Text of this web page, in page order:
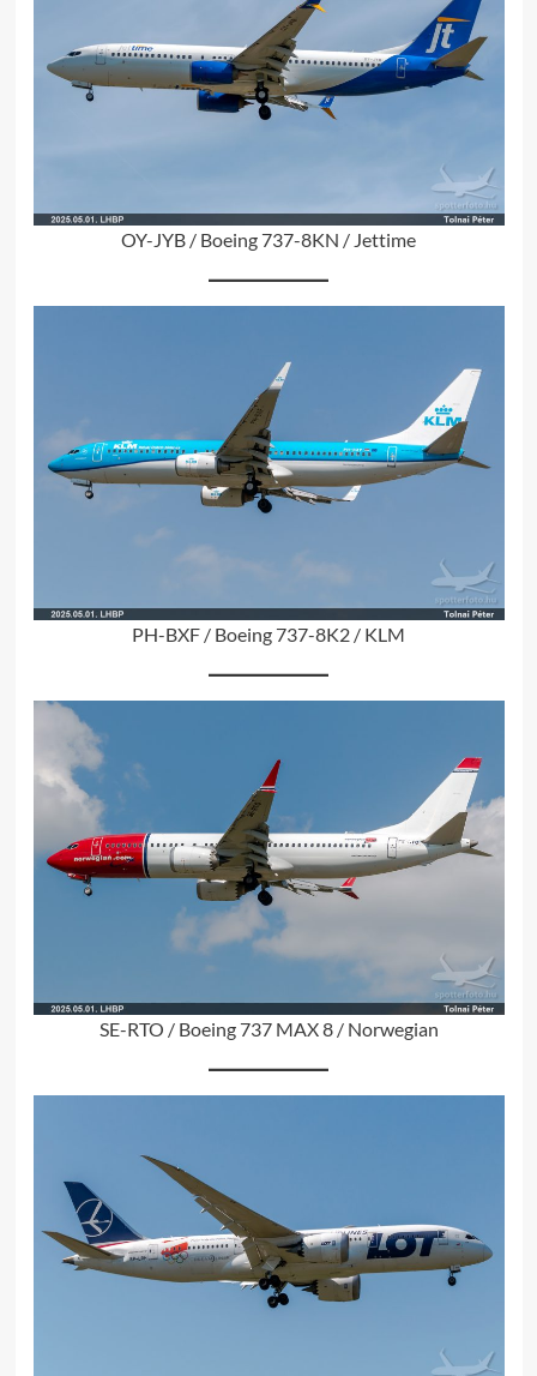
OY-JYB / Boeing 737-8KN / Jettime
PH-BXF / Boeing 737-8K2 / KLM
SE-RTO / Boeing 737 MAX 8 / Norwegian